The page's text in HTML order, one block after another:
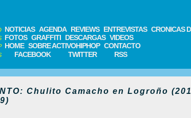
NOTICIAS AGENDA REVIEWS ENTREVISTAS CRONICAS
FOTOS GRAFFITI DESCARGAS VIDEOS
HOME SOBRE ACTIVOHIPHOP CONTACTO
FACEBOOK TWITTER RSS
Chulito Camacho en Logroño